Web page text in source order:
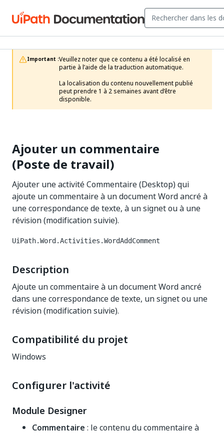
Important :Veuillez noter que ce contenu a été localisé en
partie à l’aide de la traduction automatique.
La localisation du contenu nouvellement publié
peut prendre 1 à 2 semaines avant d’être
disponible.
Ajouter un commentaire
(Poste de travail)
Ajouter une activité Commentaire (Desktop) qui
ajoute un commentaire à un document Word ancré à
une correspondance de texte, à un signet ou à une
révision (modification suivie).
UiPath.Word.Activities.WordAddComment
Description
Ajoute un commentaire à un document Word ancré
dans une correspondance de texte, un signet ou une
révision (modification suivie).
Compatibilité du projet
Windows
Configurer l'activité
Module Designer
Commentaire : le contenu du commentaire à